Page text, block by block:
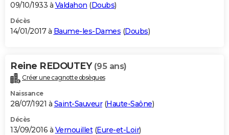
09/10/1933 à Valdahon (Doubs)
Décès
14/01/2017 à Baume-les-Dames (Doubs)
Reine REDOUTEY (95 ans)
Créer une cagnotte obsèques
Naissance
28/07/1921 à Saint-Sauveur(Haute-Saône)
Décès
13/09/2016 à Vernouillet(Eure-et-Loir)